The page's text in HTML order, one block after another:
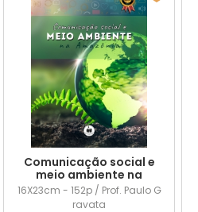
Comunicação social e
meio ambiente na
Amazônia
16X23cm - 152p / Prof. Paulo G
ravata